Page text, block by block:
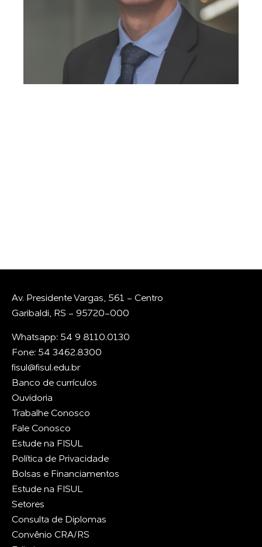
Av. Presidente Vargas, 561 - Centro
Garibaldi, RS - 95720-000
Whatsapp: 54 9 8110.0130
Fone: 54 3462.8300
fisul@fisul.edu.br
Banco de currículos
Ouvidoria
Trabalhe Conosco
Fale Conosco
Estude na FISUL
Política de Privacidade
Bolsas e Financiamentos
Estude na FISUL
Setores
Consulta de Diplomas
Convênio CRA/RS